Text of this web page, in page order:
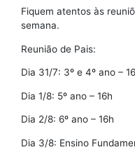
Fiquem atentos às
semana.
Reunião de Pais:
Dia 31/7: 3º e 4º ano –
Dia 1/8: 5º ano – 16h
Dia 2/8: 6º ano – 16h
Dia 3/8: Ensino